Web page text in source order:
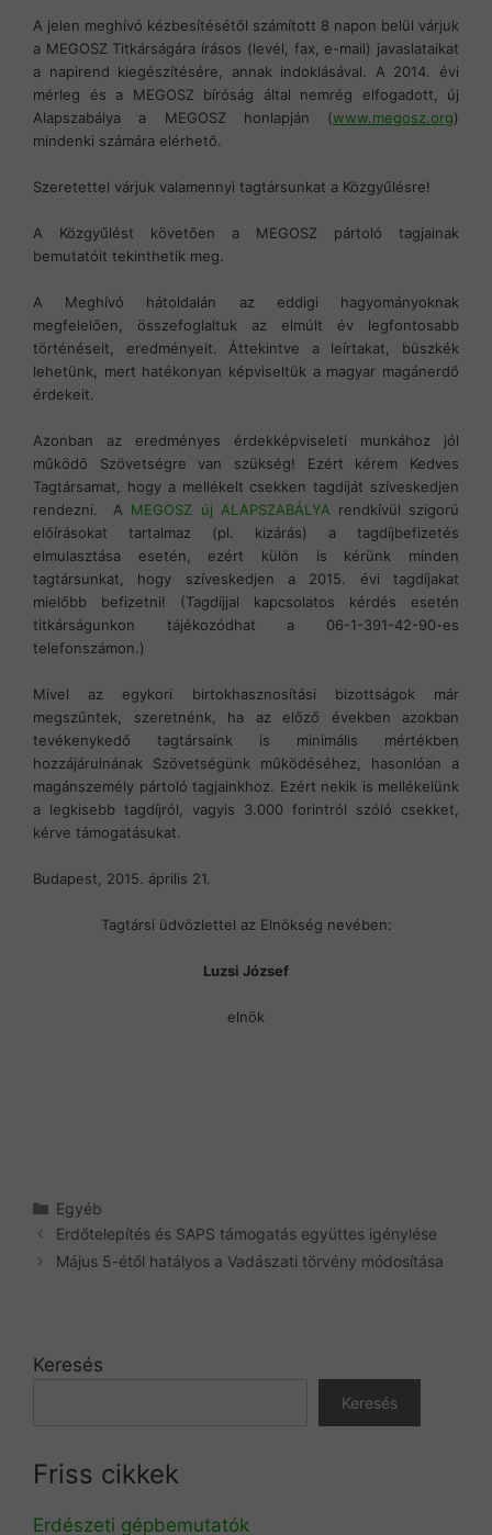
A jelen meghívó kézbesítésétől számított 8 napon belül várjuk
a MEGOSZ Titkárságára írásos (levél, fax, e-mail) javaslataikat
a napirend kiegészítésére, annak indoklásával. A 2014. évi
mérleg és a MEGOSZ bíróság által nemrég elfogadott, új
Alapszabálya a MEGOSZ honlapján (www.megosz.org)
mindenki számára elérhető.
Szeretettel várjuk valamennyi tagtársunkat a Közgyűlésre!
A Közgyűlést követően a MEGOSZ pártoló tagjainak
bemutatóit tekinthetik meg.
A Meghívó hátoldalán az eddigi hagyományoknak
megfelelően, összefoglaltuk az elmúlt év legfontosabb
történéseit, eredményeit. Áttekintve a leírtakat, büszkék
lehetünk, mert hatékonyan képviseltük a magyar magánerdő
érdekeit.
Azonban az eredményes érdekképviseleti munkához jól
működő Szövetségre van szükség! Ezért kérem Kedves
Tagtársamat, hogy a mellékelt csekken tagdíját szíveskedjen
rendezni. A MEGOSZ új ALAPSZABÁLYA rendkívül szigorú
előírásokat tartalmaz (pl. kizárás) a tagdíjbefizetés
elmulasztása esetén, ezért külön is kérünk minden
tagtársunkat, hogy szíveskedjen a 2015. évi tagdíjakat
mielőbb befizetni! (Tagdíjjal kapcsolatos kérdés esetén
titkárságunkon tájékozódhat a 06-1-391-42-90-es
telefonszámon.)
Mivel az egykori birtokhasznosítási bizottságok már
megszűntek, szeretnénk, ha az előző években azokban
tevékenykedő tagtársaink is minimális mértékben
hozzájárulnának Szövetségünk működéséhez, hasonlóan a
magánszemély pártoló tagjainkhoz. Ezért nekik is mellékelünk
a legkisebb tagdíjról, vagyis 3.000 forintról szóló csekket,
kérve támogatásukat.
Budapest, 2015. április 21.
Tagtársi üdvözlettel az Elnökség nevében:
Luzsi József
elnök
Kategória
Egyéb
Erdőtelepítés és SAPS támogatás együttes igénylése
Május 5-étől hatályos a Vadászati törvény módosítása
Keresés
Keresés
Friss cikkek
Erdészeti gépbemutatók